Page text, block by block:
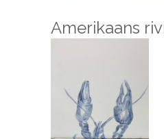
Amerikaans